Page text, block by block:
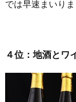
では早速まいりま
４位：地酒とワ